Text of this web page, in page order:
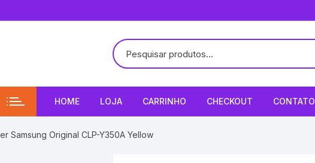
HOME LOJA CARRINHO CHECKOUT CONTATO
Samsung Original CLP-Y350A Yellow